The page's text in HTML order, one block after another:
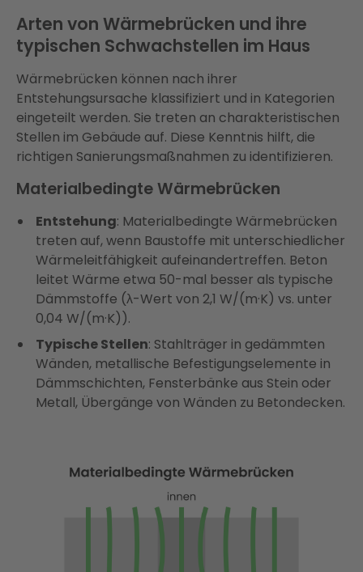
Arten von Wärmebrücken und ihre
typischen Schwachstellen im Haus
Wärmebrücken können nach ihrer
Entstehungsursache klassifiziert und in Kategorien
eingeteilt werden. Sie treten an charakteristischen
Stellen im Gebäude auf. Diese Kenntnis hilft, die
richtigen Sanierungsmaßnahmen zu identifizieren.
Materialbedingte Wärmebrücken
Entstehung: Materialbedingte Wärmebrücken
treten auf, wenn Baustoffe mit unterschiedlicher
Wärmeleitfähigkeit aufeinandertreffen. Beton
leitet Wärme etwa 50-mal besser als typische
Dämmstoffe (λ-Wert von 2,1 W/(m·K) vs. unter
0,04 W/(m·K)).
Typische Stellen: Stahlträger in gedämmten
Wänden, metallische Befestigungselemente in
Dämmschichten, Fensterbänke aus Stein oder
Metall, Übergänge von Wänden zu Betondecken.